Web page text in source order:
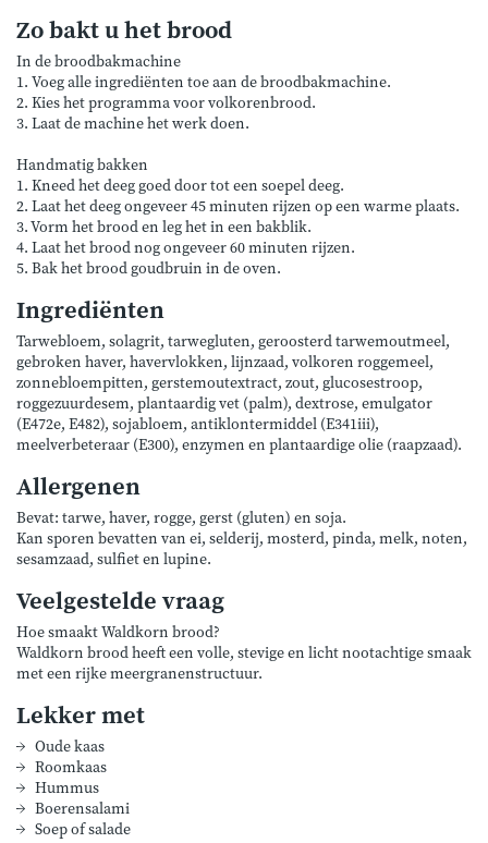
Zo bakt u het brood
In de broodbakmachine
1. Voeg alle ingrediënten toe aan de broodbakmachine.
2. Kies het programma voor volkorenbrood.
3. Laat de machine het werk doen.
Handmatig bakken
1. Kneed het deeg goed door tot een soepel deeg.
2. Laat het deeg ongeveer 45 minuten rijzen op een warme plaats.
3. Vorm het brood en leg het in een bakblik.
4. Laat het brood nog ongeveer 60 minuten rijzen.
5. Bak het brood goudbruin in de oven.
Ingrediënten
Tarwebloem, solagrit, tarwegluten, geroosterd tarwemoutmeel,
gebroken haver, havervlokken, lijnzaad, volkoren roggemeel,
zonnebloempitten, gerstemoutextract, zout, glucosestroop,
roggezuurdesem, plantaardig vet (palm), dextrose, emulgator
(E472e, E482), sojabloem, antiklontermiddel (E341iii),
meelverbeteraar (E300), enzymen en plantaardige olie (raapzaad).
Allergenen
Bevat: tarwe, haver, rogge, gerst (gluten) en soja.
Kan sporen bevatten van ei, selderij, mosterd, pinda, melk, noten,
sesamzaad, sulfiet en lupine.
Veelgestelde vraag
Hoe smaakt Waldkorn brood?
Waldkorn brood heeft een volle, stevige en licht nootachtige smaak
met een rijke meergranenstructuur.
Lekker met
Oude kaas
Roomkaas
Hummus
Boerensalami
Soep of salade